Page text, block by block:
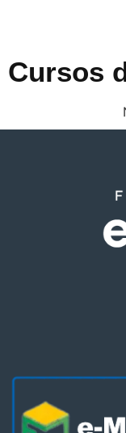
Cursos